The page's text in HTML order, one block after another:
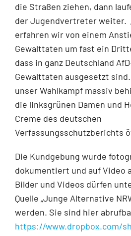
die Straßen ziehen, dann
der Jugendvertreter weiter.
erfahren wir von einem
Gewalttaten um fast ein
dass in ganz Deutschland
Gewalttaten ausgesetzt
unser Wahlkampf massiv
die linksgrünen Damen und
Creme des deutschen
Verfassungsschutzberichts
Die Kundgebung wurde
dokumentiert und auf Video
Bilder und Videos dürfen
Quelle „Junge Alternative
werden. Sie sind hier
https://www.dropbox.com/